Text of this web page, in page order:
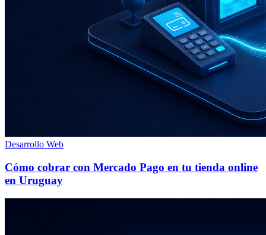
Desarrollo Web
Cómo cobrar con Mercado Pago en tu tienda online
en Uruguay